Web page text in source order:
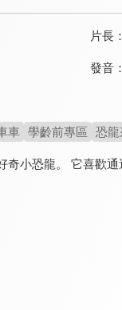
片長：
發音：
車 學齡前專區 恐龍
奇小恐龍。 它喜歡